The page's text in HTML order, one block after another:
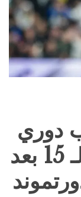
دوري
أبطال أوروبا للمرة الـ 15 بعد